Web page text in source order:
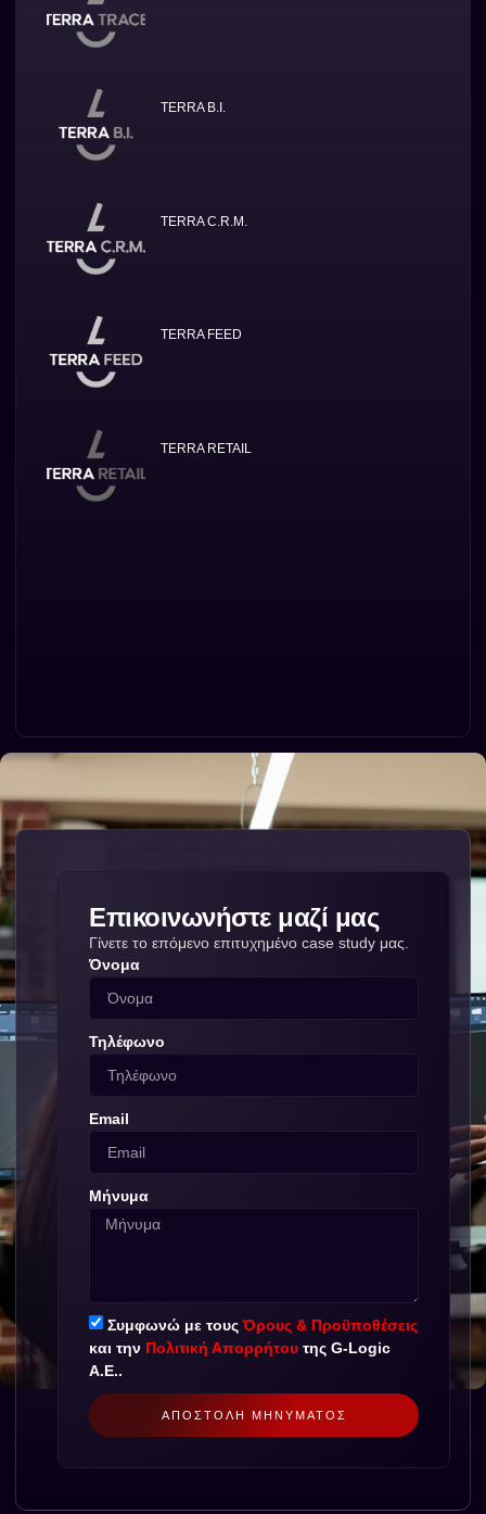
TERRA B.I.
TERRA C.R.M.
TERRA FEED
TERRA RETAIL
Επικοινωνήστε μαζί μας
Γίνετε το επόμενο επιτυχημένο case study μας.
Όνομα
Τηλέφωνο
Email
Μήνυμα
Συμφωνώ με τουςΌρους & Προϋποθέσεις
και την Πολιτική Απορρήτου της G-Logic
Α.Ε..
ΑΠΟΣΤΟΛΉ ΜΗΝΎΜΑΤΟΣ